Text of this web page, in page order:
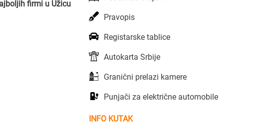
firmi u Užicu
Pravopis
Registarske tablice
Autokarta Srbije
Granični prelazi kamere
Punjači za električne automobile
INFO KUTAK